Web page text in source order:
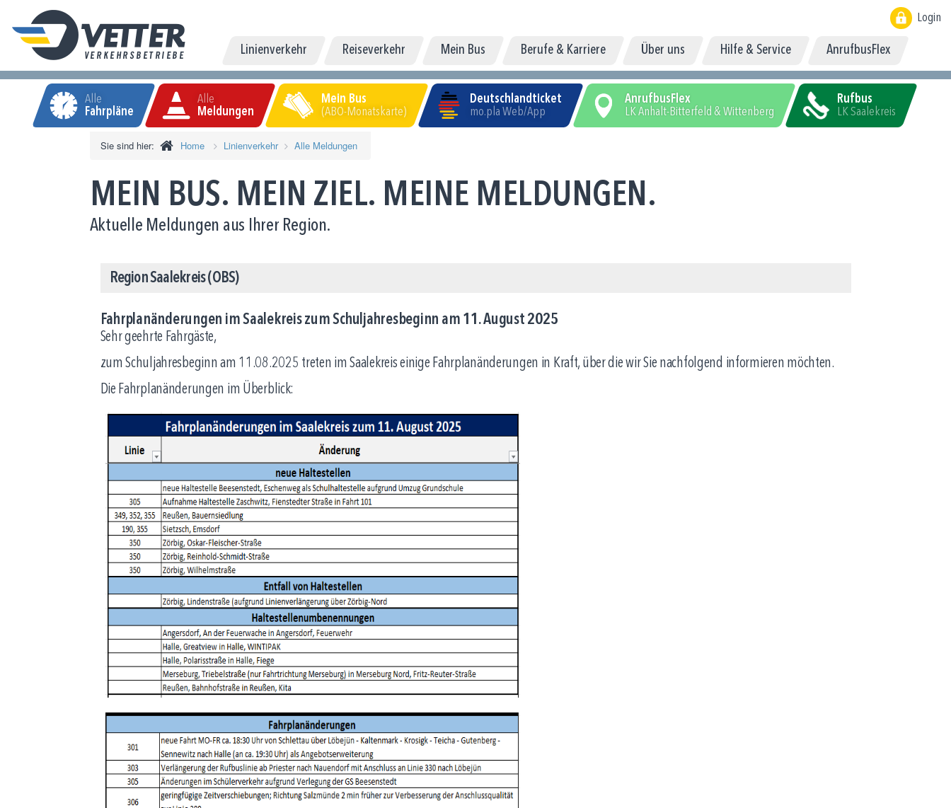
Login
Linienverkehr Reiseverkehr Mein Bus Berufe & Karriere Über uns Hilfe & Service AnrufbusFlex
Alle
Fahrpläne
Alle
Meldungen
Mein Bus
(ABO-Monatskarte)
Deutschlandticket
mo.pla Web/App
AnrufbusFlex
LK Anhalt-Bitterfeld & Wittenberg
Rufbus
LK Saalekreis
Sie sind hier: Home Linienverkehr Alle Meldungen
MEIN BUS. MEIN ZIEL. MEINE MELDUNGEN.
Aktuelle Meldungen aus Ihrer Region.
Region Saalekreis (OBS)
Fahrplanänderungen im Saalekreis zum Schuljahresbeginn am 11. August 2025
Sehr geehrte Fahrgäste,
zum Schuljahresbeginn am 11.08.2025 treten im Saalekreis einige Fahrplanänderungen in Kraft, über die wir Sie nachfolgend informieren möchten.
Die Fahrplanänderungen im Überblick: